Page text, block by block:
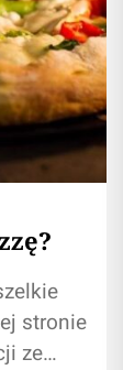
stronie
ze